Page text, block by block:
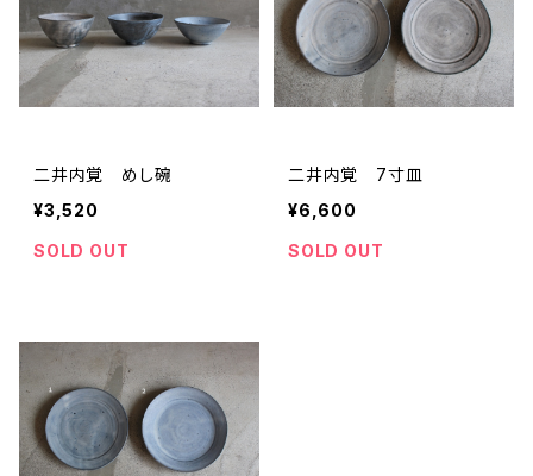
二井内覚 めし碗
¥3,520
SOLD OUT
二井内覚 7寸皿
¥6,600
SOLD OUT